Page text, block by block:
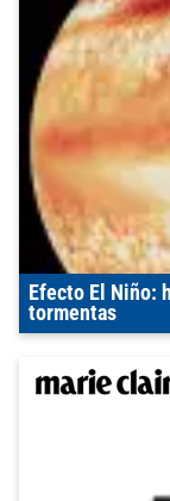
Efecto El Niño:
tormentas